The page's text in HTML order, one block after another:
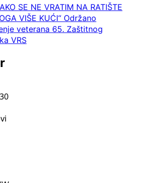
SE NE VRATIM NA RATIŠTE
VIŠE KUĆI“ Održano
veterana 65. Zaštitnog
VRS